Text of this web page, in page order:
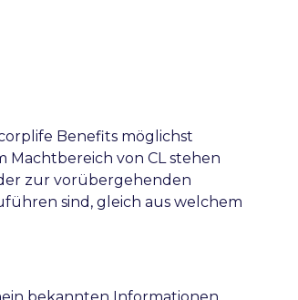
Benefits möglichst
Machtbereich von CL stehen
zur vorübergehenden
sind, gleich aus welchem